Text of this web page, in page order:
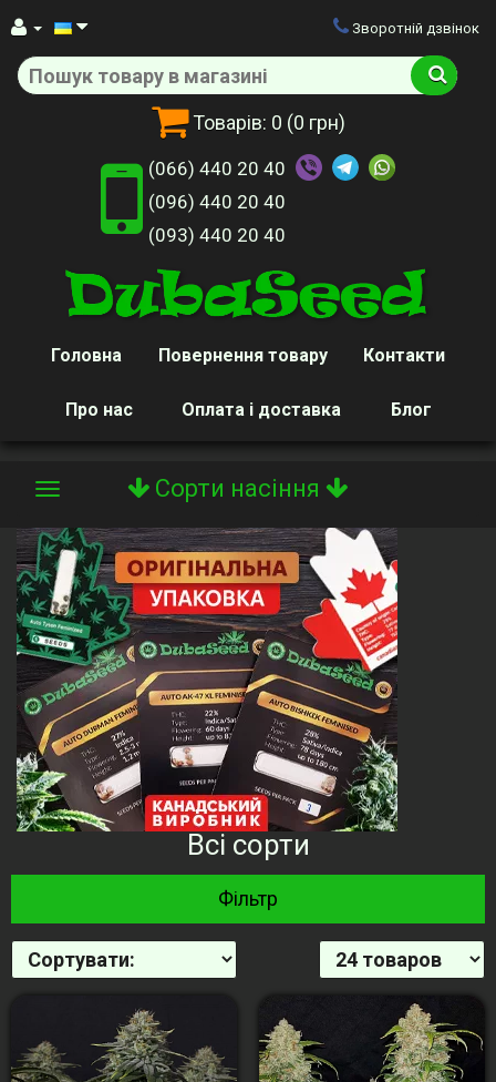
Товарів: 0 (0 грн)
Зворотній дзвінок
(066) 440 20 40
(096) 440 20 40
(093) 440 20 40
Головна Повернення товару Контакти
Про нас Оплата і доставка Блог
Сорти насіння
Toggle
Всі сорти
Фільтр